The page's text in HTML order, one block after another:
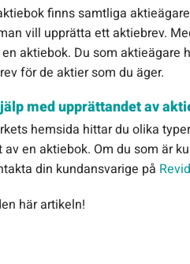
finns samtliga
vill upprätta ett aktiebrev.
aktiebok. Du som aktieägare
för de aktier som du äger.
med upprättandet av
hemsida hittar du olika
en aktiebok. Om du som är
din kundansvarige på
här artikeln!